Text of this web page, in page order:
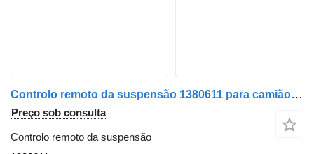
Controlo remoto da suspensão 1380611 para camião tractor DAF XF106
Preço sob consulta
Controlo remoto da suspensão